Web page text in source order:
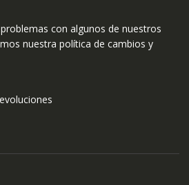
con algunos de nuestros
nuestra política de cambios y